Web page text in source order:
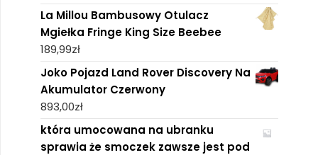
La Millou Bambusowy Otulacz
Mgiełka Fringe King Size Beebee
189,99zł
Joko Pojazd Land Rover Discovery Na
Akumulator Czerwony
893,00zł
która umocowana na ubranku
sprawia że smoczek zawsze jest pod